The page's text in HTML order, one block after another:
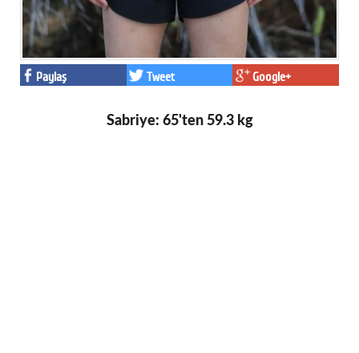
Paylaş Tweet Google+
Sabriye: 65'ten 59.3 kg